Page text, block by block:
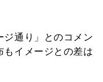
ジ通り」とのコメン
もイメージとの差は